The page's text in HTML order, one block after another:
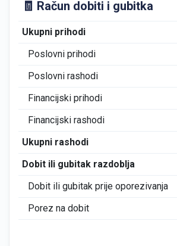
🧾 Račun dobiti i gubitka
Ukupni prihodi
Poslovni prihodi
Poslovni rashodi
Financijski prihodi
Financijski rashodi
Ukupni rashodi
Dobit ili gubitak razdoblja
Dobit ili gubitak prije oporezivanja
Porez na dobit